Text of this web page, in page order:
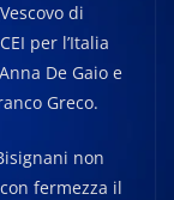
di
per l’Italia
De Gaio e
Greco.
non
fermezza il